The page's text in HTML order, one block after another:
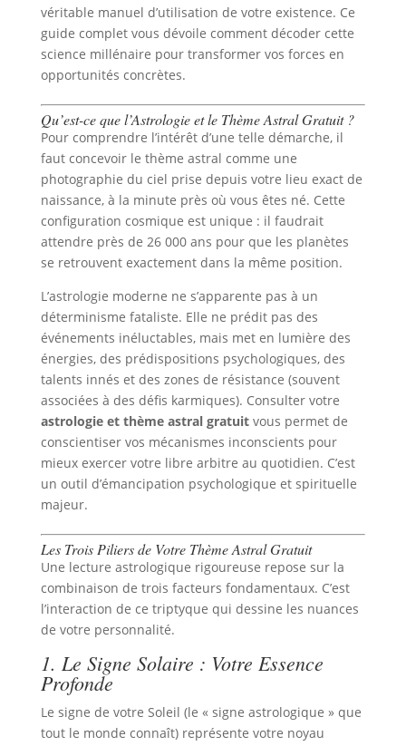
véritable manuel d’utilisation de votre existence. Ce
guide complet vous dévoile comment décoder cette
science millénaire pour transformer vos forces en
opportunités concrètes.
Qu’est-ce que l’Astrologie et le Thème Astral Gratuit ?
Pour comprendre l’intérêt d’une telle démarche, il
faut concevoir le thème astral comme une
photographie du ciel prise depuis votre lieu exact de
naissance, à la minute près où vous êtes né. Cette
configuration cosmique est unique : il faudrait
attendre près de 26 000 ans pour que les planètes
se retrouvent exactement dans la même position.
L’astrologie moderne ne s’apparente pas à un
déterminisme fataliste. Elle ne prédit pas des
événements inéluctables, mais met en lumière des
énergies, des prédispositions psychologiques, des
talents innés et des zones de résistance (souvent
associées à des défis karmiques). Consulter votre
astrologie et thème astral gratuitvous permet de
conscientiser vos mécanismes inconscients pour
mieux exercer votre libre arbitre au quotidien. C’est
un outil d’émancipation psychologique et spirituelle
majeur.
Les Trois Piliers de Votre Thème Astral Gratuit
Une lecture astrologique rigoureuse repose sur la
combinaison de trois facteurs fondamentaux. C’est
l’interaction de ce triptyque qui dessine les nuances
de votre personnalité.
1. Le Signe Solaire : Votre Essence
Profonde
Le signe de votre Soleil (le « signe astrologique » que
tout le monde connaît) représente votre noyau